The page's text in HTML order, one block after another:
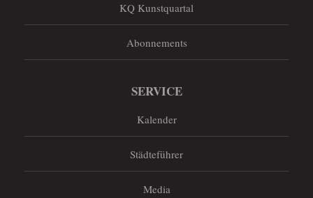
KQ Kunstquartal
Abonnements
SERVICE
Kalender
Städteführer
Media